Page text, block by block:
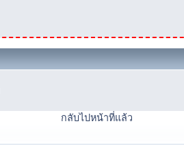
กลับไปหน้าที่แล้ว